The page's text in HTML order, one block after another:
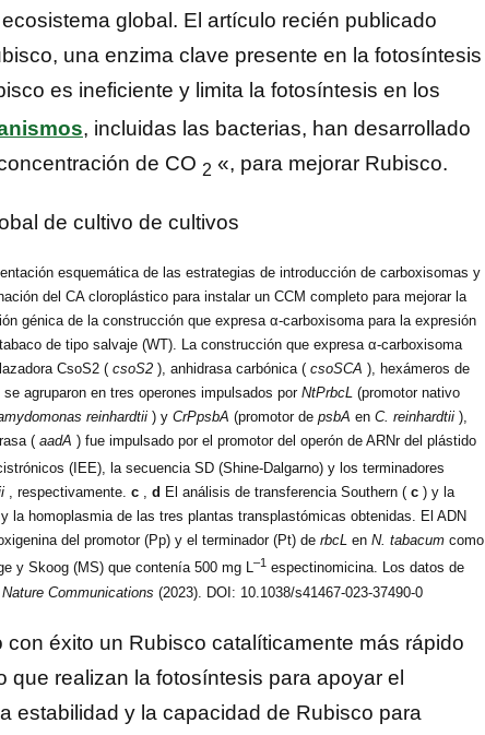
global. El artículo recién publicado
una enzima clave presente en la fotosíntesis
es ineficiente y limita la fotosíntesis en los
, incluidas las bacterias, han desarrollado
de CO 2 «, para mejorar Rubisco.
esquemática de las estrategias de introducción de carboxisomas y
del CA cloroplástico para instalar un CCM completo para mejorar la
génica de la construcción que expresa α-carboxisoma para la expresión
de tipo salvaje (WT). La construcción que expresa α-carboxisoma
CsoS2 ( csoS2 ), anhidrasa carbónica ( csoSCA ), hexámeros de
agruparon en tres operones impulsados ​​por NtPrbcL(promotor nativo
reinhardtii) y CrPpsbA (promotor de psbA en C. reinhardtii),
( aadA ) fue impulsado por el promotor del operón de ARNr del plástido
(IEE), la secuencia SD (Shine-Dalgarno) y los terminadores
, respectivamente. c , d El análisis de transferencia Southern ( c ) y la
la homoplasmia de las tres plantas transplastómicas obtenidas. El ADN
del promotor (Pp) y el terminador (Pt) de rbcLen N. tabacumcomo
y Skoog (MS) que contenía 500 mg L–1 espectinomicina. Los datos de
Nature Communications (2023). DOI: 10.1038/s41467-023-37490-0
éxito un Rubisco catalíticamente más rápido
realizan la fotosíntesis para apoyar el
estabilidad y la capacidad de Rubisco para